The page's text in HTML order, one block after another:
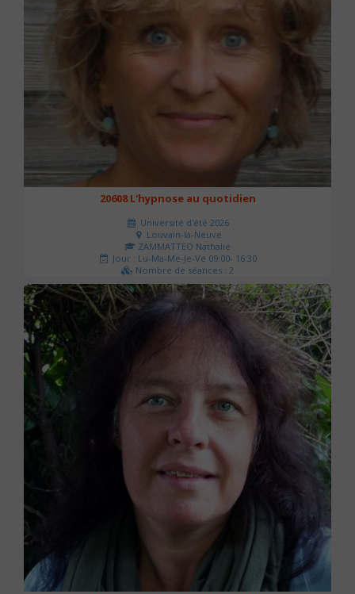
20608 L'hypnose au quotidien
Université d'été 2026
Louvain-la-Neuve
ZAMMATTEO Nathalie
Jour : Lu-Ma-Me-Je-Ve 09:00- 16:30
Nombre de séances : 2
140 €